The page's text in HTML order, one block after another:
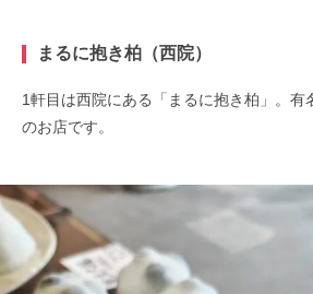
まるに抱き柏（西院）
1軒目は西院にある「まるに抱き柏」。有
のお店です。